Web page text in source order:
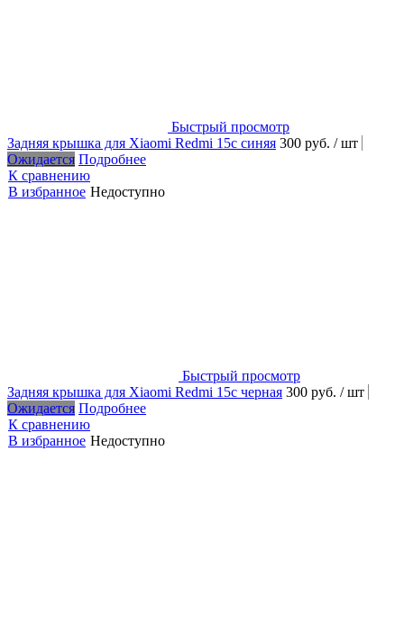
Быстрый просмотр
Задняя крышка для Xiaomi Redmi 15c синяя 300 руб. / шт
Ожидается Подробнее
К сравнению
В избранное Недоступно
Быстрый просмотр
Задняя крышка для Xiaomi Redmi 15c черная 300 руб. / шт
Ожидается Подробнее
К сравнению
В избранное Недоступно